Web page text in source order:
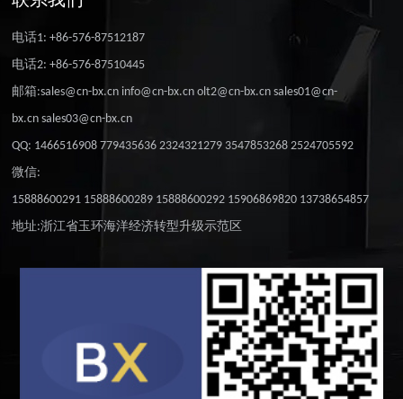
电话1: +86-576-87512187
电话2: +86-576-87510445
邮箱:sales@cn-bx.cn info@cn-bx.cn olt2@cn-bx.cn sales01@cn-
bx.cn sales03@cn-bx.cn
QQ: 1466516908 779435636 2324321279 3547853268 2524705592
微信:
15888600291 15888600289 15888600292 15906869820 13738654857
地址:浙江省玉环海洋经济转型升级示范区